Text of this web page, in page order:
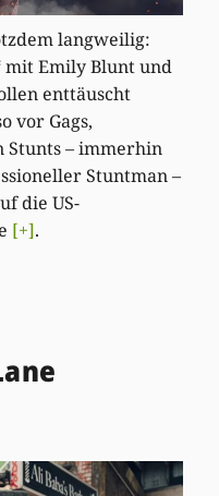
langweilig:
mit Emily Blunt und
enttäuscht
vor Gags,
– immerhin
Stuntman –
die US-
[+].